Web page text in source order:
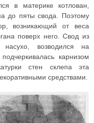
в материке котлован,
до пяты свода. Поэтому
возникающий от веса
поверх него. Свод из
возводился на
карнизом
стен склепа эта
средствами.